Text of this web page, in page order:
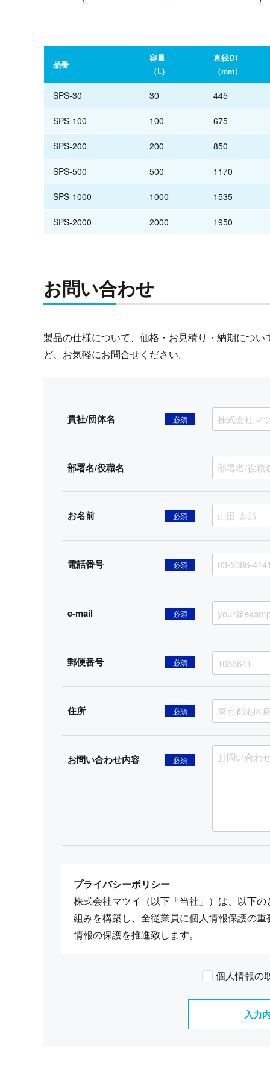
品番
容量
（L)
直径D1
（mm）
SPS-30 30 445
SPS-100 100 675
SPS-200 200 850
SPS-500 500 1170
SPS-1000 1000 1535
SPS-2000 2000 1950
お問い合わせ
製品の仕様について、価格・お見積り・納期につ
ど、お気軽にお問合せください。
貴社/団体名 必須
部署名/役職名
お名前 必須
電話番号 必須
e-mail 必須
郵便番号 必須
住所 必須
お問い合わせ内容 必須
プライバシーポリシー
株式会社マツイ（以下「当社」）は、以下
組みを構築し、全従業員に個人情報保護の
情報の保護を推進致します。
当社は、お客さまの個人情報を正確かつ最
破損・改ざん・漏洩などを防止する為に厳
人情報をできる限り、正確で最新の内容に
個人情報の